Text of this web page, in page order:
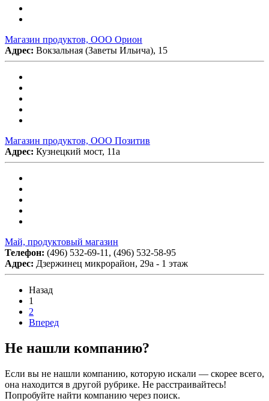
Магазин продуктов, ООО Орион
Адрес: Вокзальная (Заветы Ильича), 15
Магазин продуктов, ООО Позитив
Адрес: Кузнецкий мост, 11а
Май, продуктовый магазин
Телефон: (496) 532-69-11, (496) 532-58-95
Адрес: Дзержинец микрорайон, 29а - 1 этаж
Назад
1
2
Вперед
Не нашли компанию?
Если вы не нашли компанию, которую искали — скорее всего,
она находится в другой рубрике. Не расстраивайтесь!
Попробуйте найти компанию через поиск.